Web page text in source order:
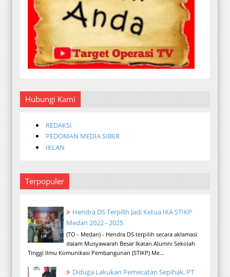
Hubungi Kami
REDAKSI
PEDOMAN MEDIA SIBER
IKLAN
Terpopuler
Hendra DS Terpilih Jadi Ketua IKA STIKP
Medan 2022 - 2025
(TO - Medan) - Hendra DS terpilih secara aklamasi
dalam Musyawarah Besar Ikatan Alumni Sekolah
Tinggi Ilmu Komunikasi Pembangunan (STIKP) Me...
Diduga Lakukan Pemecatan Sepihak, PT